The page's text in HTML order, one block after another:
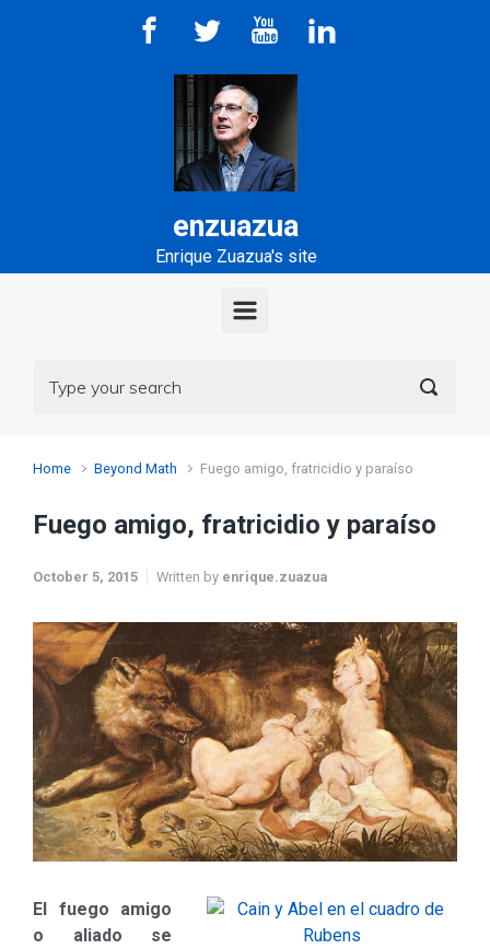
Skip to main content
enzuazua
Enrique Zuazua's site
Home Beyond Math Fuego amigo, fratricidio y paraíso
Fuego amigo, fratricidio y paraíso
October 5, 2015 Written by enrique.zuazua
El fuego amigo
o aliado se